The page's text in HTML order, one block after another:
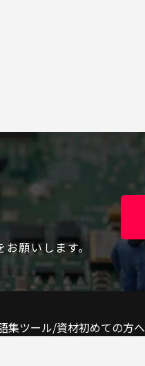
願いします。
集ツール/資材初めての方へ